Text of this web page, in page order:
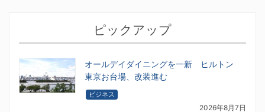
ピックアップ
オールデイダイニングを一新 ヒルトン
東京お台場、改装進む
ビジネス
2026年8月7日